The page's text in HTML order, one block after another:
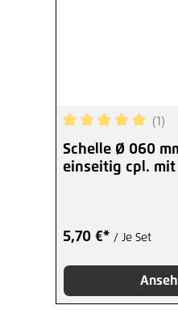
Durchschnittliche
(1)
Schelle Ø 060
einseitig cpl. mit
5,70 €* / Je Set